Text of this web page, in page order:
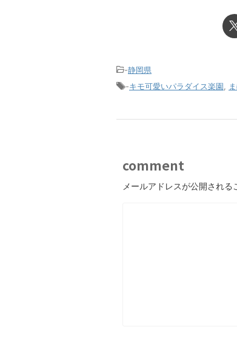
-静岡県
-キモ可愛いパラダイス楽園
comment
メールアドレスが公開される